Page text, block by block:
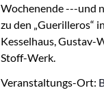
Wochenende ---und
zu den „Guerilleros“
Kesselhaus, Gustav-
Stoff-Werk.
Veranstaltungs-Ort: